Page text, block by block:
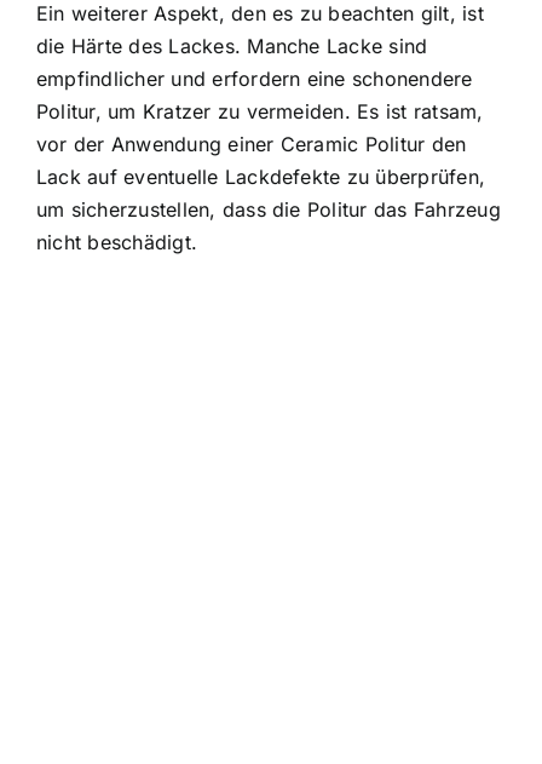
Ein weiterer Aspekt, den es zu beachten gilt, ist
die Härte des Lackes. Manche Lacke sind
empfindlicher und erfordern eine schonendere
Politur, um Kratzer zu vermeiden. Es ist ratsam,
vor der Anwendung einer Ceramic Politur den
Lack auf eventuelle Lackdefekte zu überprüfen,
um sicherzustellen, dass die Politur das Fahrzeug
nicht beschädigt.